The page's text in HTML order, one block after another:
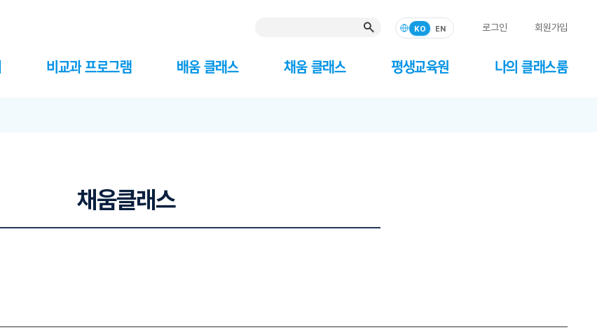
KO EN 로그인 회원가입
비교과 프로그램 배움 클래스 채움 클래스 평생교육원 나의 클래스룸
채움클래스